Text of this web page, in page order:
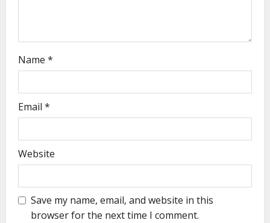
Name *
Email *
Website
Save my name, email, and website in this
browser for the next time I comment.